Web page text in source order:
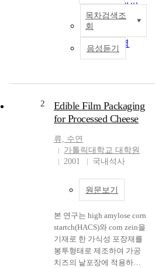
50개씩
출력
출력
목차검색조
회
음성듣기
2
Edible Film Packaging
for Processed Cheese
류, 수연
가톨릭대학교 대학원
2001
국내석사
원문보기
본 연구는 high amylose corn
startch(HACS)와 corn zein을
기재로 한 가식성 포장재를
봉투형태로 제조하여 가공
치즈의 낱포장에 적용하고